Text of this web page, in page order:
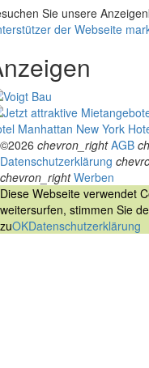
Sie unsere
der Webseite
Manhattan New York
©2026 chevron_right AGB
Datenschutzerklärung
chevron_right Werben
Diese Webseite verwendet
weitersurfen, stimmen Sie
zuOKDatenschutzerklärung